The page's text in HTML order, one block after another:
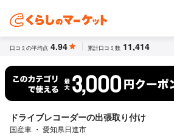
口コミの平均点 4.94 累計口コミ数 11,414
ドライブレコーダーの出張取り付け
国産車 ・ 愛知県日進市